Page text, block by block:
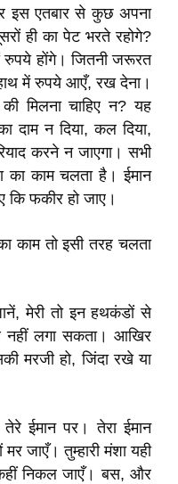
इस एतबार से कुछ अपना
ही का पेट भरते रहोगे?
रुपये होंगे। जितनी जरूरत
में रुपये आएँ, रख देना।
मिलना चाहिए न? यह
दाम न दिया, कल दिया,
करने न जाएगा। सभी
का काम चलता है। ईमान
कि फकीर हो जाए।
काम तो इसी तरह चलता
मेरी तो इन हथकंडों से
नहीं लगा सकता। आखिर
मरजी हो, जिंदा रखे या
ईमान पर। तेरा ईमान
जाएँ। तुम्हारी मंशा यही
निकल जाएँ। बस, और